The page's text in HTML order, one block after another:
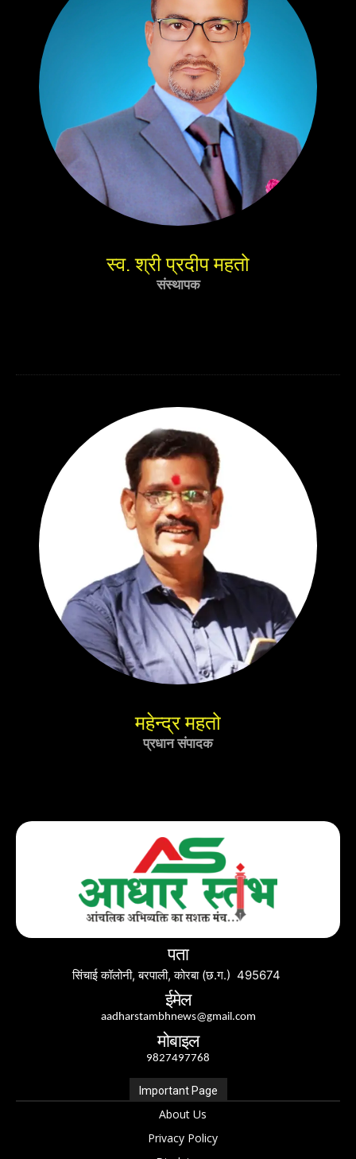
स्व. श्री प्रदीप महतो
संस्थापक
महेन्द्र महतो
प्रधान संपादक
पता
सिंचाई कॉलोनी, बरपाली, कोरबा (छ.ग.) 495674
ईमेल
aadharstambhnews@gmail.com
मोबाइल
9827497768
Important Page
About Us
Privacy Policy